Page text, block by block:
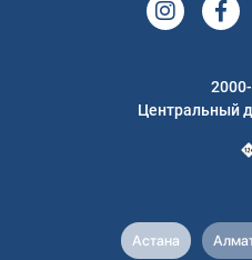
Центральный
Астана